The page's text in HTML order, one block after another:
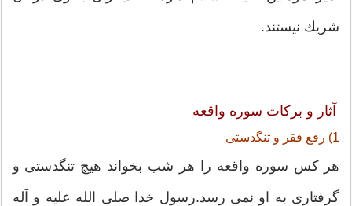
شریك نیستند.
آثار و بركات سوره واقعه
1) رفع فقر و تنگدستی
هر كس سوره واقعه را هر شب بخواند هیچ تنگدستی و
گرفتاری به او نمی رسد.رسول خدا صلی الله علیه و آله